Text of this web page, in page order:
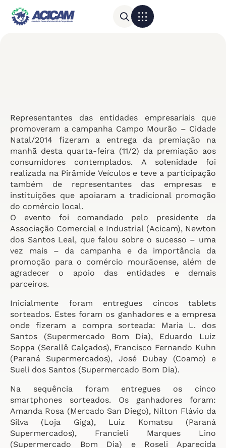
Representantes das entidades empresariais que
promoveram a campanha Campo Mourão – Cidade
Natal/2014 fizeram a entrega da premiação na
manhã desta quarta-feira (11/2) da premiação aos
consumidores contemplados. A solenidade foi
realizada na Pirâmide Veículos e teve a participação
também de representantes das empresas e
instituições que apoiaram a tradicional promoção
do comércio local.
O evento foi comandado pelo presidente da
Associação Comercial e Industrial (Acicam), Newton
dos Santos Leal, que falou sobre o sucesso – uma
vez mais – da campanha e da importância da
promoção para o comércio mourãoense, além de
agradecer o apoio das entidades e demais
parceiros.
Inicialmente foram entregues cincos tablets
sorteados. Estes foram os ganhadores e a empresa
onde fizeram a compra sorteada: Maria L. dos
Santos (Supermercado Bom Dia), Eduardo Luiz
Soppa (Serallê Calçados), Francisco Fernando Kuhn
(Paraná Supermercados), José Dubay (Coamo) e
Sueli dos Santos (Supermercado Bom Dia).
Na sequência foram entregues os cinco
smartphones sorteados. Os ganhadores foram:
Amanda Rosa (Mercado San Diego), Nilton Flávio da
Silva (Loja Giga), Luiz Komatsu (Paraná
Supermercados), Francieli Marques Lino
(Supermercado Bom Dia) e Roseli Aparecida